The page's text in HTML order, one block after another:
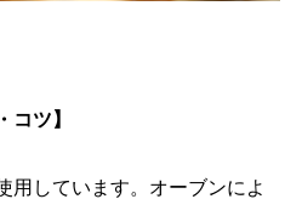
コツ】
用しています。オーブンによ